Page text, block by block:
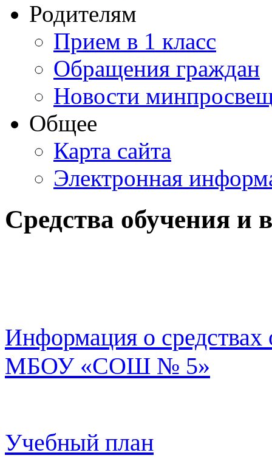
Родителям
Прием в 1 класс
Обращения граждан
Новости
Общее
Карта сайта
Электронная
Средства обучения и
Информация о средствах
МБОУ «СОШ № 5»
Учебный план